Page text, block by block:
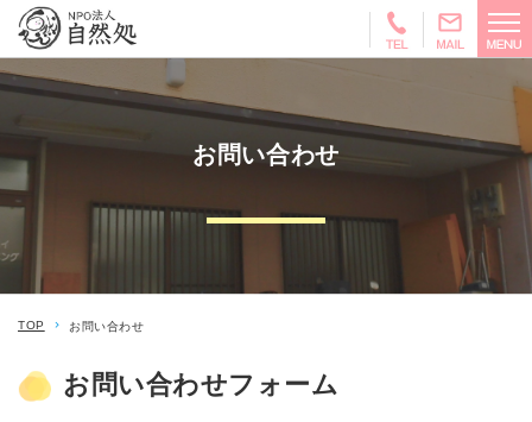
お問い合わせ
TOP お問い合わせ
お問い合わせフォーム